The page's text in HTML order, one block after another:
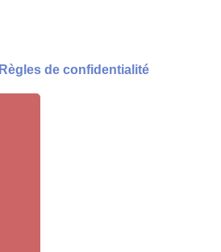
Règles de confidentialité